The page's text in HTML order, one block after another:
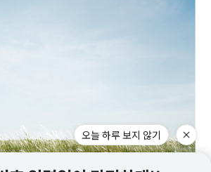
오늘 하루 보지 않기